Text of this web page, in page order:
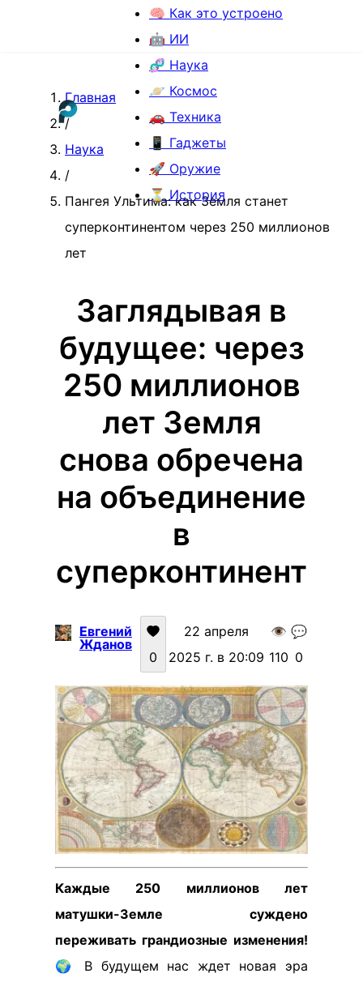
🧠 Как это устроено
🤖 ИИ
🧬 Наука
🪐 Космос
🚗 Техника
📱 Гаджеты
🚀 Оружие
⏳ История
Главная
/
Наука
/
Пангея Ультима: как Земля станет
суперконтинентом через 250 миллионов
лет
Заглядывая в
будущее: через
250 миллионов
лет Земля
снова обречена
на объединение
в
суперконтинент
Евгений
Жданов
0
22 апреля
2025 г. в 20:09
👁️
110
💬
0
Каждые 250 миллионов лет
матушки-Земле суждено
переживать грандиозные изменения!
🌍 В будущем нас ждет новая эра